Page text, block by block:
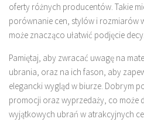
oferty różnych producentów. Takie
porównanie cen, stylów i rozmiarów
może znacząco ułatwić podjęcie
Pamiętaj, aby zwracać uwagę na
ubrania, oraz na ich fason, aby
elegancki wygląd w biurze. Dobrym
promocji oraz wyprzedaży, co może
wyjątkowych ubrań w atrakcyjnych